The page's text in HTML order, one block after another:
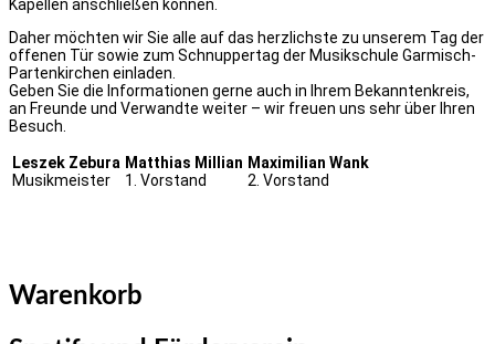
Kapellen anschließen können.
Daher möchten wir Sie alle auf das herzlichste zu unserem Tag der
offenen Tür sowie zum Schnuppertag der Musikschule Garmisch-
Partenkirchen einladen.
Geben Sie die Informationen gerne auch in Ihrem Bekanntenkreis,
an Freunde und Verwandte weiter – wir freuen uns sehr über Ihren
Besuch.
Leszek Zebura
Musikmeister
Matthias Millian
1. Vorstand
Maximilian Wank
2. Vorstand
Warenkorb